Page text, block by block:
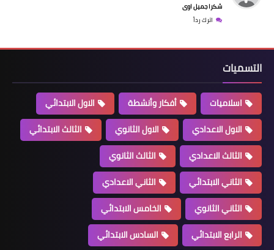
شكرا جميل اوى
اترك رداً
التسميات
اسلاميات أفكار وأنشطة
الاول الابتدائي
الاول الاعدادي
الاول الثانوي
الثالث الابتدائي
الثالث الاعدادي
الثالث الثانوي
الثاني الابتدائي
الثاني الاعدادي
الثاني الثانوي
الخامس الابتدائي
الرابع الابتدائي
السادس الابتدائي